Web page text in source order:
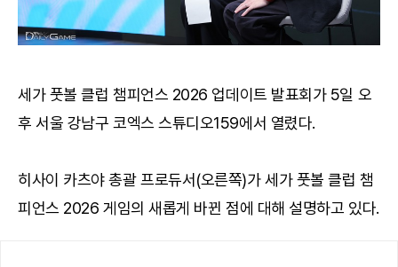
세가 풋볼 클럽 챔피언스 2026 업데이트 발표회가 5일 오
후 서울 강남구 코엑스 스튜디오159에서 열렸다.
히사이 카츠야 총괄 프로듀서(오른쪽)가 세가 풋볼 클럽 챔
피언스 2026 게임의 새롭게 바뀐 점에 대해 설명하고 있다.